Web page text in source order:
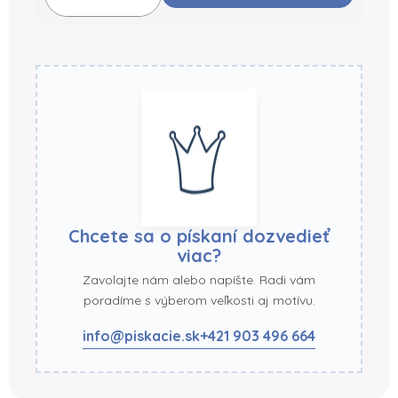
Chcete sa o pískaní dozvedieť
viac?
Zavolajte nám alebo napíšte. Radi vám
poradíme s výberom veľkosti aj motívu.
info@piskacie.sk+421 903 496 664